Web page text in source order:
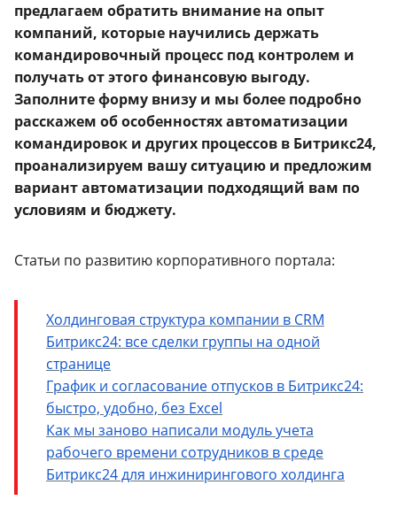
предлагаем обратить внимание на опыт
компаний, которые научились держать
командировочный процесс под контролем и
получать от этого финансовую выгоду.
Заполните форму внизу и мы более подробно
расскажем об особенностях автоматизации
командировок и других процессов в Битрикс24,
проанализируем вашу ситуацию и предложим
вариант автоматизации подходящий вам по
условиям и бюджету.
Статьи по развитию корпоративного портала:
Холдинговая структура компании в CRM
Битрикс24: все сделки группы на одной
странице
График и согласование отпусков в Битрикс24:
быстро, удобно, без Excel
Как мы заново написали модуль учета
рабочего времени сотрудников в среде
Битрикс24 для инжинирингового холдинга